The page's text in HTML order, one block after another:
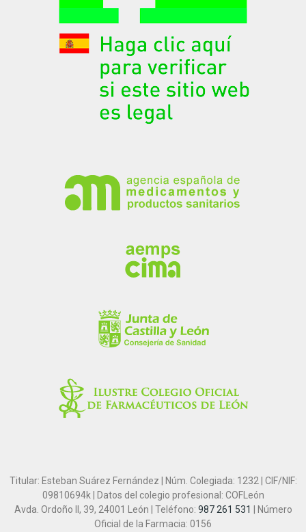
Titular: Esteban Suárez Fernández | Núm. Colegiada: 1232 | CIF/NIF:
09810694k | Datos del colegio profesional: COFLeón
Avda. Ordoño II, 39, 24001 León | Teléfono: 987 261 531
| Número
Oficial de la Farmacia: 0156